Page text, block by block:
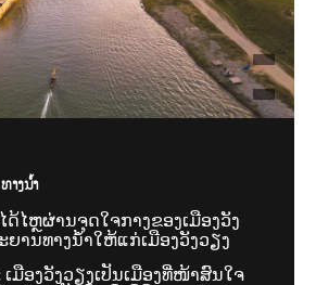
າງນ້ຳ
ໄຫຼຜ່ານຈຸດໃຈກາງຂອງເມືອງວັງ
ຍານທາງນ້ຳໃຫ້ແກ່ເມືອງວັງວຽງ
ເມືອງວັງວຽງເປັນເມືອງທີ່ໜ້າສົນໃຈ